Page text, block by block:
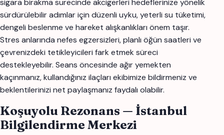
sigara birakma surecinde akcigerleri hedeflerinize yönelik
sürdürülebilir adımlar için düzenli uyku, yeterli su tüketimi,
dengeli beslenme ve hareket alışkanlıkları önem taşır.
Stres anlarında nefes egzersizleri, planlı öğün saatleri ve
çevrenizdeki tetikleyicileri fark etmek süreci
destekleyebilir. Seans öncesinde ağır yemekten
kaçınmanız, kullandığınız ilaçları ekibimize bildirmeniz ve
beklentilerinizi net paylaşmanız faydalı olabilir.
Koşuyolu Rezonans — İstanbul
Bilgilendirme Merkezi